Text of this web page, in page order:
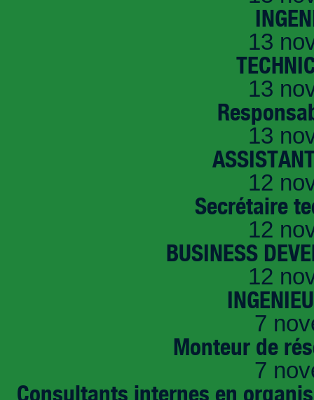
13
13
13
12
Secrétaire
12
BUSINESS
12
7
Monteur de
7
Consultants internes en